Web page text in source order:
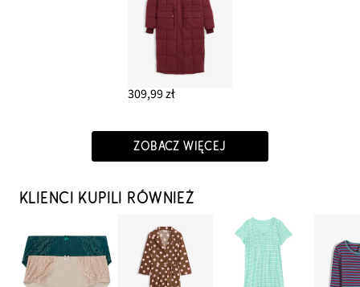
309,99 zł
ZOBACZ WIĘCEJ
KLIENCI KUPILI RÓWNIEŻ